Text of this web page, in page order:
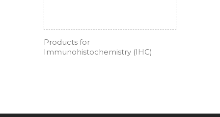
Products for
Immunohistochemistry (IHC)